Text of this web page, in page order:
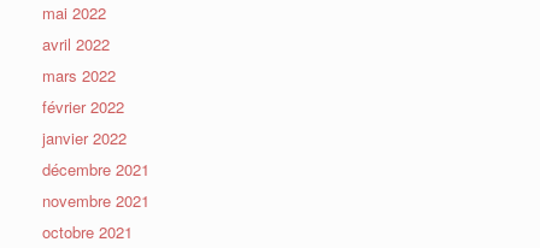
mai 2022
avril 2022
mars 2022
février 2022
janvier 2022
décembre 2021
novembre 2021
octobre 2021